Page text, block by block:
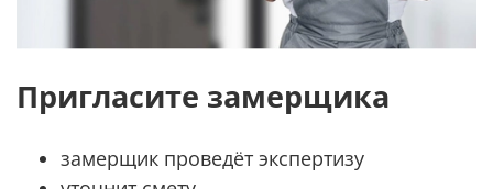
Пригласите замерщика
замерщик проведёт экспертизу